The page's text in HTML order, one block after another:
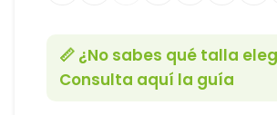
📏 ¿No sabes qué talla
Consulta aquí la guía